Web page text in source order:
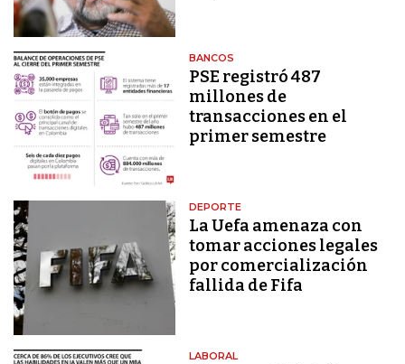
BANCOS
PSE registró 487
millones de
transacciones en el
primer semestre
DEPORTE
La Uefa amenaza con
tomar acciones legales
por comercialización
fallida de Fifa
LABORAL